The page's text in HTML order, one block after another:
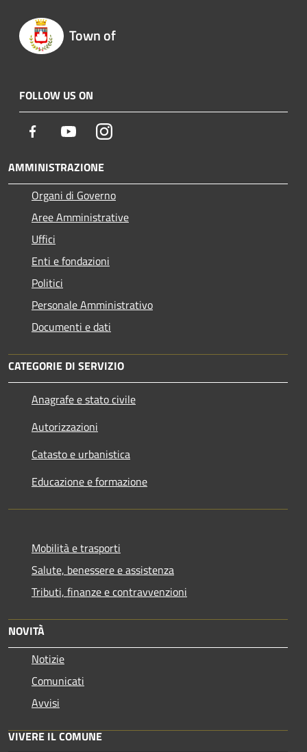
Town of
FOLLOW US ON
Facebook YoutubeInstagram
AMMINISTRAZIONE
Organi di Governo
Aree Amministrative
Uffici
Enti e fondazioni
Politici
Personale Amministrativo
Documenti e dati
CATEGORIE DI SERVIZIO
Anagrafe e stato civile
Autorizzazioni
Catasto e urbanistica
Educazione e formazione
Mobilità e trasporti
Salute, benessere e assistenza
Tributi, finanze e contravvenzioni
NOVITÀ
Notizie
Comunicati
Avvisi
VIVERE IL COMUNE